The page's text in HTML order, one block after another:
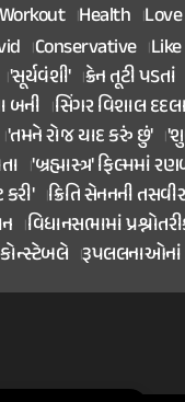
Workout Health Love
Conservative Like
'સૂર્યવંશી' ક્રેન તૂટી પડતાં
બની સિંગર વિશાલ
'તમને રોજ યાદ કરું છું'
'બ્રહ્માસ્ત્ર' ફિલ્મમાં
ક્રિતિ સેનનની
વિધાનસભામાં
કોન્સ્ટેબલે રૂપલલનાઓનાં